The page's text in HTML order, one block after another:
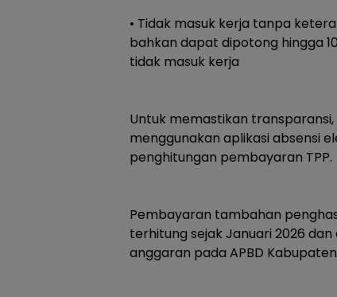
‎• Tidak masuk kerja tanpa
bahkan dapat dipotong hingga
tidak masuk kerja
‎Untuk memastikan transparansi,
menggunakan aplikasi absensi
penghitungan pembayaran TPP.
‎Pembayaran tambahan
terhitung sejak Januari 2026
anggaran pada APBD Kabupaten